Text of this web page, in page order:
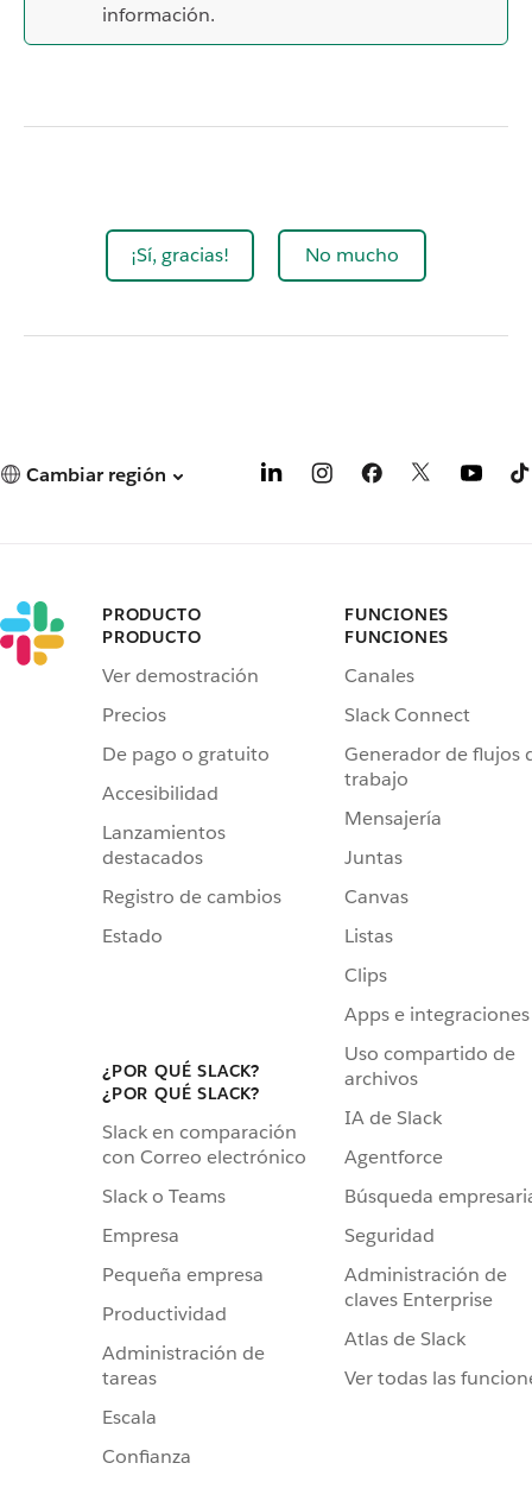
información.
¡Sí, gracias! No mucho
Cambiar región
PRODUCTO
PRODUCTO
Ver demostración
Precios
De pago o gratuito
Accesibilidad
Lanzamientos
destacados
Registro de cambios
Estado
¿POR QUÉ SLACK?
¿POR QUÉ SLACK?
Slack en comparación
con Correo electrónico
Slack o Teams
Empresa
Pequeña empresa
Productividad
Administración de
tareas
Escala
Confianza
FUNCIONES
FUNCIONES
Canales
Slack Connect
Generador de flujos
trabajo
Mensajería
Juntas
Canvas
Listas
Clips
Apps e integraciones
Uso compartido de
archivos
IA de Slack
Agentforce
Búsqueda
Seguridad
Administración de
claves Enterprise
Atlas de Slack
Ver todas las